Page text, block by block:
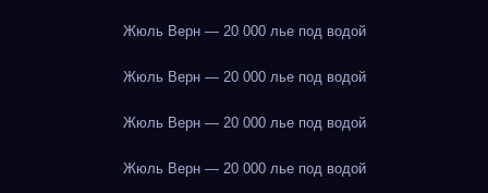
Жюль Верн — 20 000 лье под водой
Жюль Верн — 20 000 лье под водой
Жюль Верн — 20 000 лье под водой
Жюль Верн — 20 000 лье под водой